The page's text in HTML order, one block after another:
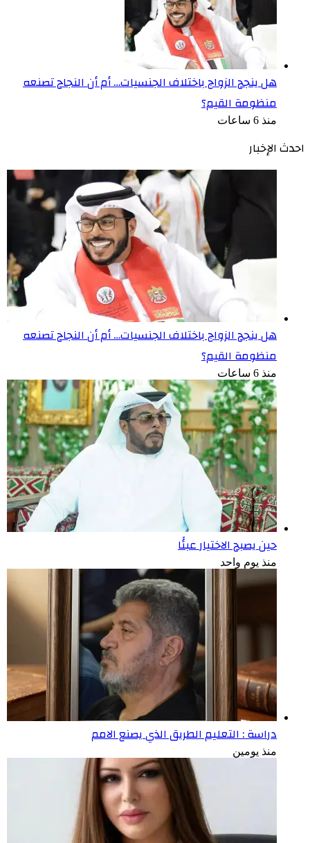
هل ينجح الزواج باختلاف الجنسيات… أم أن النجاح تصنعه
منظومة القيم؟
منذ 6 ساعات
احدث الإخبار
هل ينجح الزواج باختلاف الجنسيات… أم أن النجاح تصنعه
منظومة القيم؟
منذ 6 ساعات
حين يصبح الاختيار عبئًا
منذ يوم واحد
دراسة : التعليم الطريق الذي يصنع الامم
منذ يومين